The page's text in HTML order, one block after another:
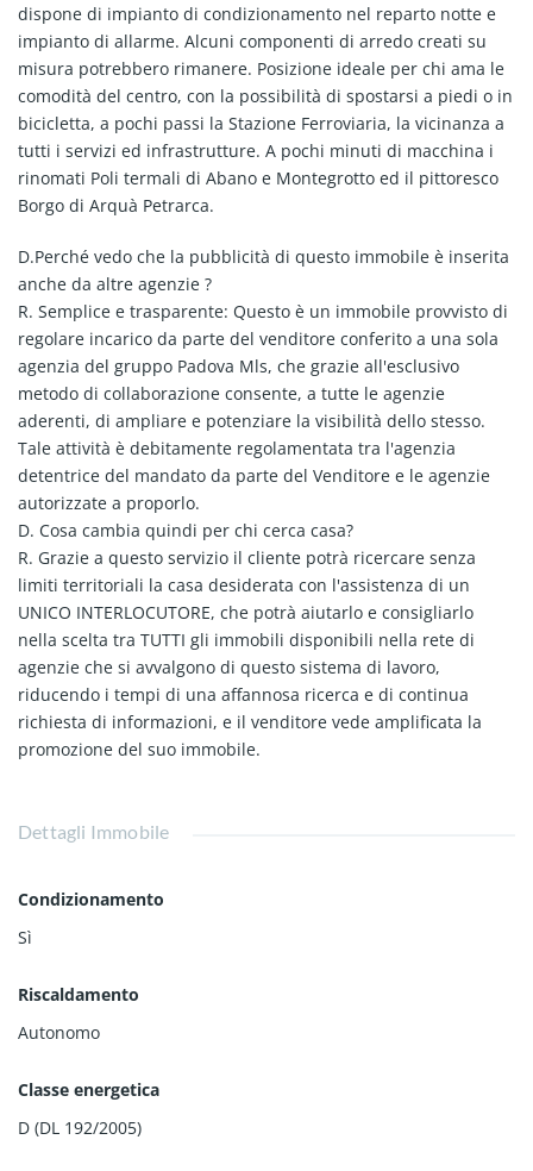
dispone di impianto di condizionamento nel reparto notte e
impianto di allarme. Alcuni componenti di arredo creati su
misura potrebbero rimanere. Posizione ideale per chi ama le
comodità del centro, con la possibilità di spostarsi a piedi o in
bicicletta, a pochi passi la Stazione Ferroviaria, la vicinanza a
tutti i servizi ed infrastrutture. A pochi minuti di macchina i
rinomati Poli termali di Abano e Montegrotto ed il pittoresco
Borgo di Arquà Petrarca.
D.Perché vedo che la pubblicità di questo immobile è inserita
anche da altre agenzie ?
R. Semplice e trasparente: Questo è un immobile provvisto di
regolare incarico da parte del venditore conferito a una sola
agenzia del gruppo Padova Mls, che grazie all'esclusivo
metodo di collaborazione consente, a tutte le agenzie
aderenti, di ampliare e potenziare la visibilità dello stesso.
Tale attività è debitamente regolamentata tra l'agenzia
detentrice del mandato da parte del Venditore e le agenzie
autorizzate a proporlo.
D. Cosa cambia quindi per chi cerca casa?
R. Grazie a questo servizio il cliente potrà ricercare senza
limiti territoriali la casa desiderata con l'assistenza di un
UNICO INTERLOCUTORE, che potrà aiutarlo e consigliarlo
nella scelta tra TUTTI gli immobili disponibili nella rete di
agenzie che si avvalgono di questo sistema di lavoro,
riducendo i tempi di una affannosa ricerca e di continua
richiesta di informazioni, e il venditore vede amplificata la
promozione del suo immobile.
Dettagli Immobile
Condizionamento
Sì
Riscaldamento
Autonomo
Classe energetica
D (DL 192/2005)